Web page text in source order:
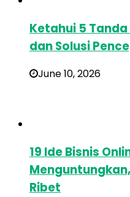
Ketahui 5
dan Solusi
June 10, 2026
19 Ide Bisnis
Ribet